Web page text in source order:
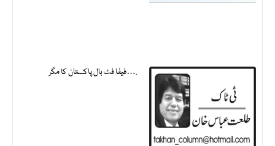
فیفا فٹ بال پاکستان کا مگر….